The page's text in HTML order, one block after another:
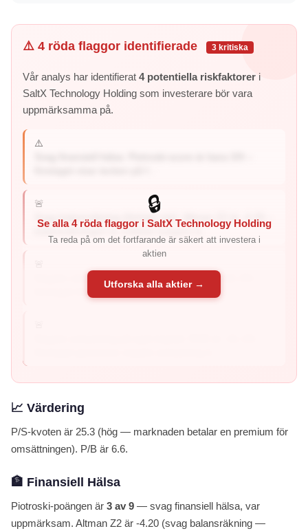
⚠️ 4 röda flaggor identifierade 3 kritiska
Vår analys har identifierat 4 potentiella riskfaktorer i
SaltX Technology Holding som investerare bör vara
uppmärksamma på.
⚠️
🚨
Svag balansräkning (förhöjd risk): Altman Z2 är -4.20 –
balansräkningen är mätbart svagare ä...
Negativ vinstmarginal: Vinstmarginalen är -111.2% –
företaget förlorar pengar på...
🔒
Se alla 4 röda flaggor i SaltX Technology Holding
Ta reda på om det fortfarande är säkert att investera i
aktien
Utforska alla aktier →
📈 Värdering
P/S-kvoten är 25.3 (hög — marknaden betalar en premium för
omsättningen). P/B är 6.6.
🏦 Finansiell Hälsa
Piotroski-poängen är 3 av 9 — svag finansiell hälsa, var
uppmärksam. Altman Z2 är -4.20 (svag balansräkning —